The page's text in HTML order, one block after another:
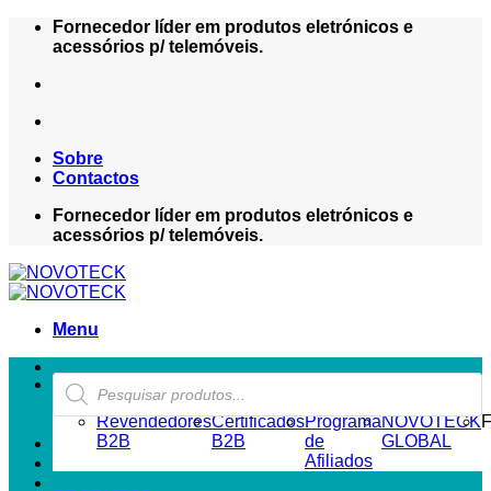
Skip
Fornecedor líder em produtos eletrónicos e
acessórios p/ telemóveis.
Sobre
Contactos
Fornecedor líder em produtos eletrónicos e
acessórios p/ telemóveis.
Menu
Products
search
ZONA REVENDEDOR-B2B
Revendedores
B2B
Certificados
B2B
Programa
de
Afiliados
NOVOTECK
GLOBAL